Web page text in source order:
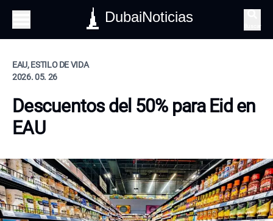
DubaiNoticias
EAU, ESTILO DE VIDA
2026. 05. 26
Descuentos del 50% para Eid en
EAU